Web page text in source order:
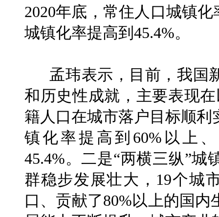
2020年底，常住人口城镇
城镇化率提高到45.4%。
孟玮表示，目前，我国
和历史性成就，主要表现
籍人口在城市落户目标顺利
镇化率提高到60%以上
45.4%。二是“两横三纵”
群稳步发展壮大，19个城
口、贡献了80%以上的国